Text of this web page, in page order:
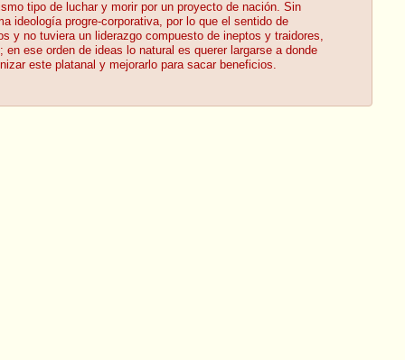
tipo de luchar y morir por un proyecto de nación. Sin
ideología progre-corporativa, por lo que el sentido de
y no tuviera un liderazgo compuesto de ineptos y traidores,
ese orden de ideas lo natural es querer largarse a donde
este platanal y mejorarlo para sacar beneficios.